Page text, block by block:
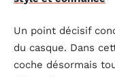
Un point décisif
du casque. Dans
coche désormais